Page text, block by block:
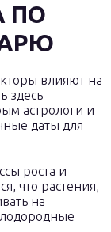
ПО
влияют на
здесь
астрологи и
даты для
роста и
что растения,
на